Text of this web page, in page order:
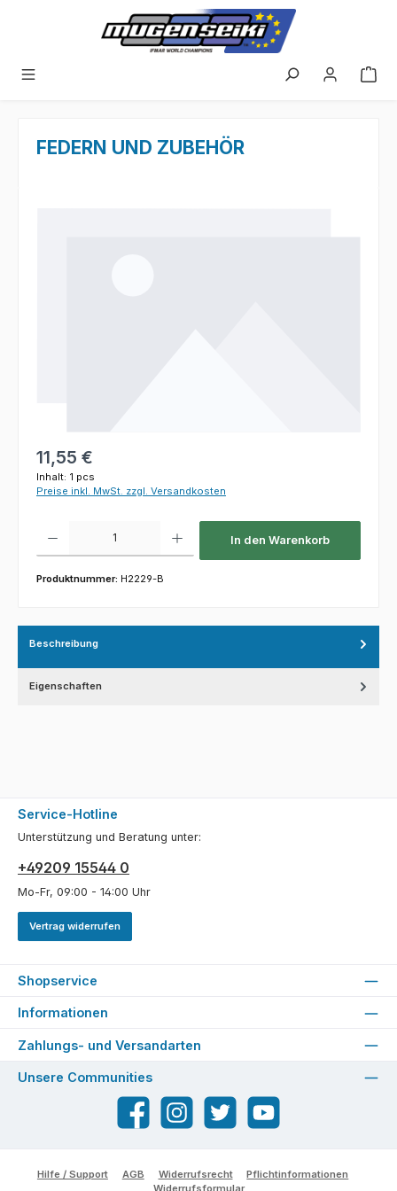
FEDERN UND ZUBEHÖR
Regulärer Preis:
11,55 €
Inhalt: 1 pcs
Preise inkl. MwSt. zzgl. Versandkosten
In den Warenkorb
Produktnummer: H2229-B
Beschreibung
Eigenschaften
Service-Hotline
Unterstützung und Beratung unter:
+49209 15544 0
Mo-Fr, 09:00 - 14:00 Uhr
Vertrag widerrufen
Shopservice
Informationen
Zahlungs- und Versandarten
Unsere Communities
FacebookInstagram Twitter YouTube
Hilfe / Support AGB Widerrufsrecht
Pflichtinformationen
Widerrufsformular